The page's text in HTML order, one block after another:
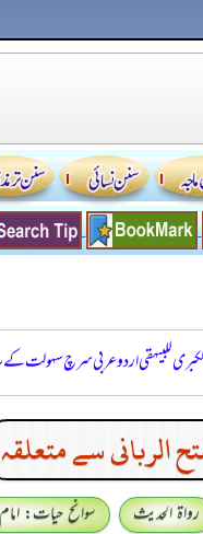
للبيهقي اردو عربی سرچ سہولت
الربانی سے متعلقہ
رواۃ الحدیث
سوانح حیات: